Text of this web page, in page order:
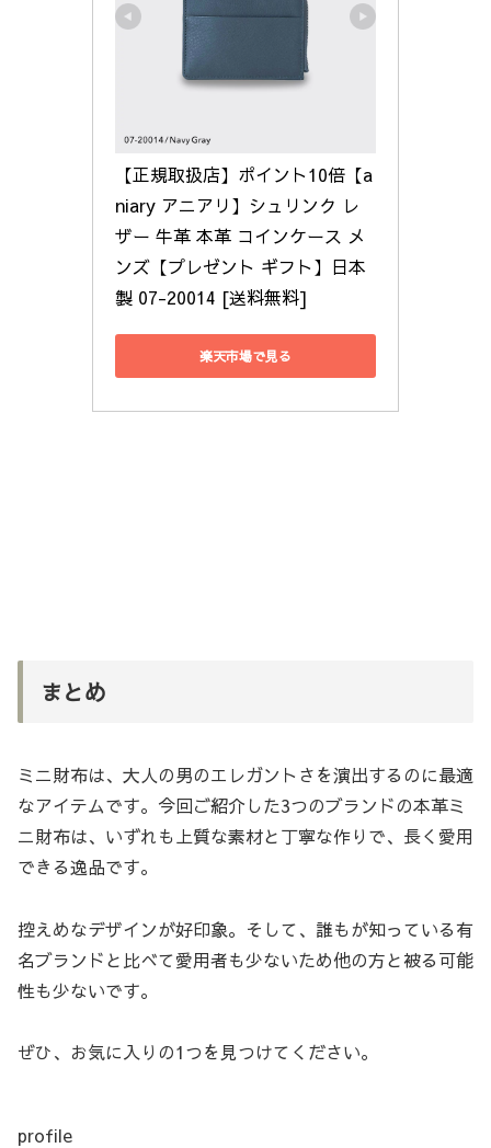
【正規取扱店】ポイント10倍【a
niary アニアリ】シュリンク レ
ザー 牛革 本革 コインケース メ
ンズ【プレゼント ギフト】日本
製 07-20014 [送料無料]
楽天市場で見る
まとめ
ミニ財布は、大人の男のエレガントさを演出するのに最適
なアイテムです。今回ご紹介した3つのブランドの本革ミ
ニ財布は、いずれも上質な素材と丁寧な作りで、長く愛用
できる逸品です。
控えめなデザインが好印象。そして、誰もが知っている有
名ブランドと比べて愛用者も少ないため他の方と被る可能
性も少ないです。
ぜひ、お気に入りの1つを見つけてください。
profile